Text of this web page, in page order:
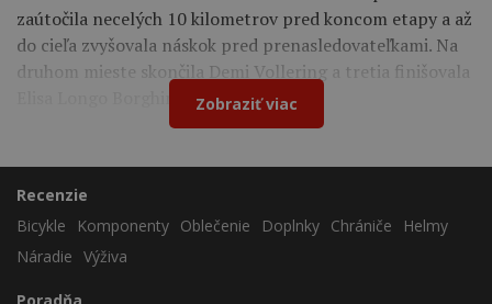
zaútočila necelých 10 kilometrov pred koncom etapy a až
do cieľa zvyšovala náskok pred prenasledovateľkami. Na
druhom mieste skončila Demi Vollering a tretia finišovala
Zobraziť viac
Recenzie
Bicykle
Komponenty Oblečenie Doplnky Chrániče
Helmy
Náradie Výživa